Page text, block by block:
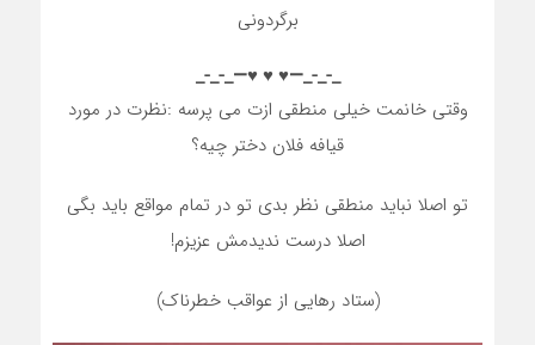
برگردونی
_-_-_—♥️ ♥️ ♥️—_-_-_
وقتی خانمت خیلی منطقی ازت می پرسه :نظرت در مورد
قیافه فلان دختر چیه؟
تو اصلا نباید منطقی نظر بدی تو در تمام مواقع باید بگی
اصلا درست ندیدمش عزیزم!
(ستاد رهایی از عواقب خطرناک)